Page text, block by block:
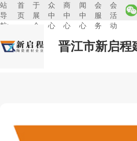
站
导
航:
首
页
于
展
会
众
中
心
商
中
心
闻
中
心
会
服
务
会
活
动
晋江市新启程